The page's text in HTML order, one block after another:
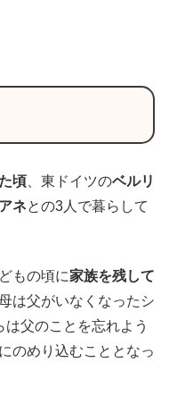
頃 、東ドイツのベルリ
ネとの3人で暮らして
もの頃に家族を残して
は父がいなくなったシ
父のことを忘れよう
のめり込むこととなっ